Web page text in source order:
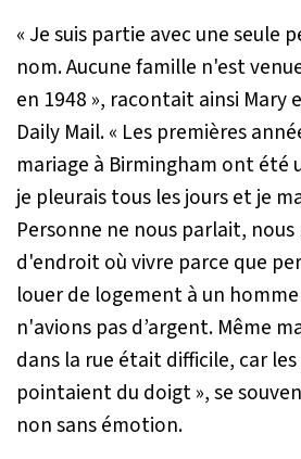
« Je suis partie avec une seule
nom. Aucune famille n'est
en 1948 », racontait ainsi Mary
Daily Mail.« Les premières
mariage à Birmingham ont été
je pleurais tous les jours et je
Personne ne nous parlait,
d'endroit où vivre parce que
louer de logement à un
n'avions pas d’argent. Même
dans la rue était difficile, car
pointaient du doigt », se
non sans émotion.